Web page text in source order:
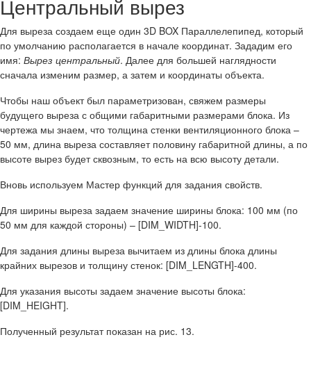
Центральный вырез
Для выреза создаем еще один 3D BOX Параллелепипед, который
по умолчанию располагается в начале координат. Зададим его
имя: Вырез центральный. Далее для большей наглядности
сначала изменим размер, а затем и координаты объекта.
Чтобы наш объект был параметризован, свяжем размеры
будущего выреза с общими габаритными размерами блока. Из
чертежа мы знаем, что толщина стенки вентиляционного блока –
50 мм, длина выреза составляет половину габаритной длины, а по
высоте вырез будет сквозным, то есть на всю высоту детали.
Вновь используем Мастер функций для задания свойств.
Для ширины выреза задаем значение ширины блока: 100 мм (по
50 мм для каждой стороны) – [DIM_WIDTH]-100.
Для задания длины выреза вычитаем из длины блока длины
крайних вырезов и толщину стенок: [DIM_LENGTH]-400.
Для указания высоты задаем значение высоты блока:
[DIM_HEIGHT].
Полученный результат показан на рис. 13.